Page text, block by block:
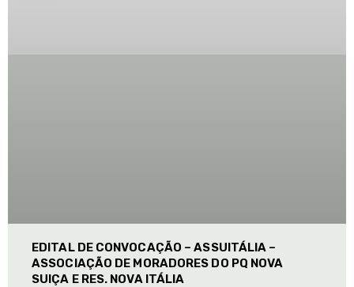
EDITAL DE CONVOCAÇÃO – ASSUITÁLIA –
ASSOCIAÇÃO DE MORADORES DO PQ NOVA
SUIÇA E RES. NOVA ITÁLIA